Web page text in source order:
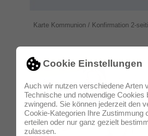
Cookie Einstellungen
Auch wir nutzen verschiedene Arten
Technische und notwendige Cookies
zwingend. Sie können jederzeit den
Cookie-Kategorien Ihre Zustimmung
erteilen oder nur ganz gezielt
zulassen.